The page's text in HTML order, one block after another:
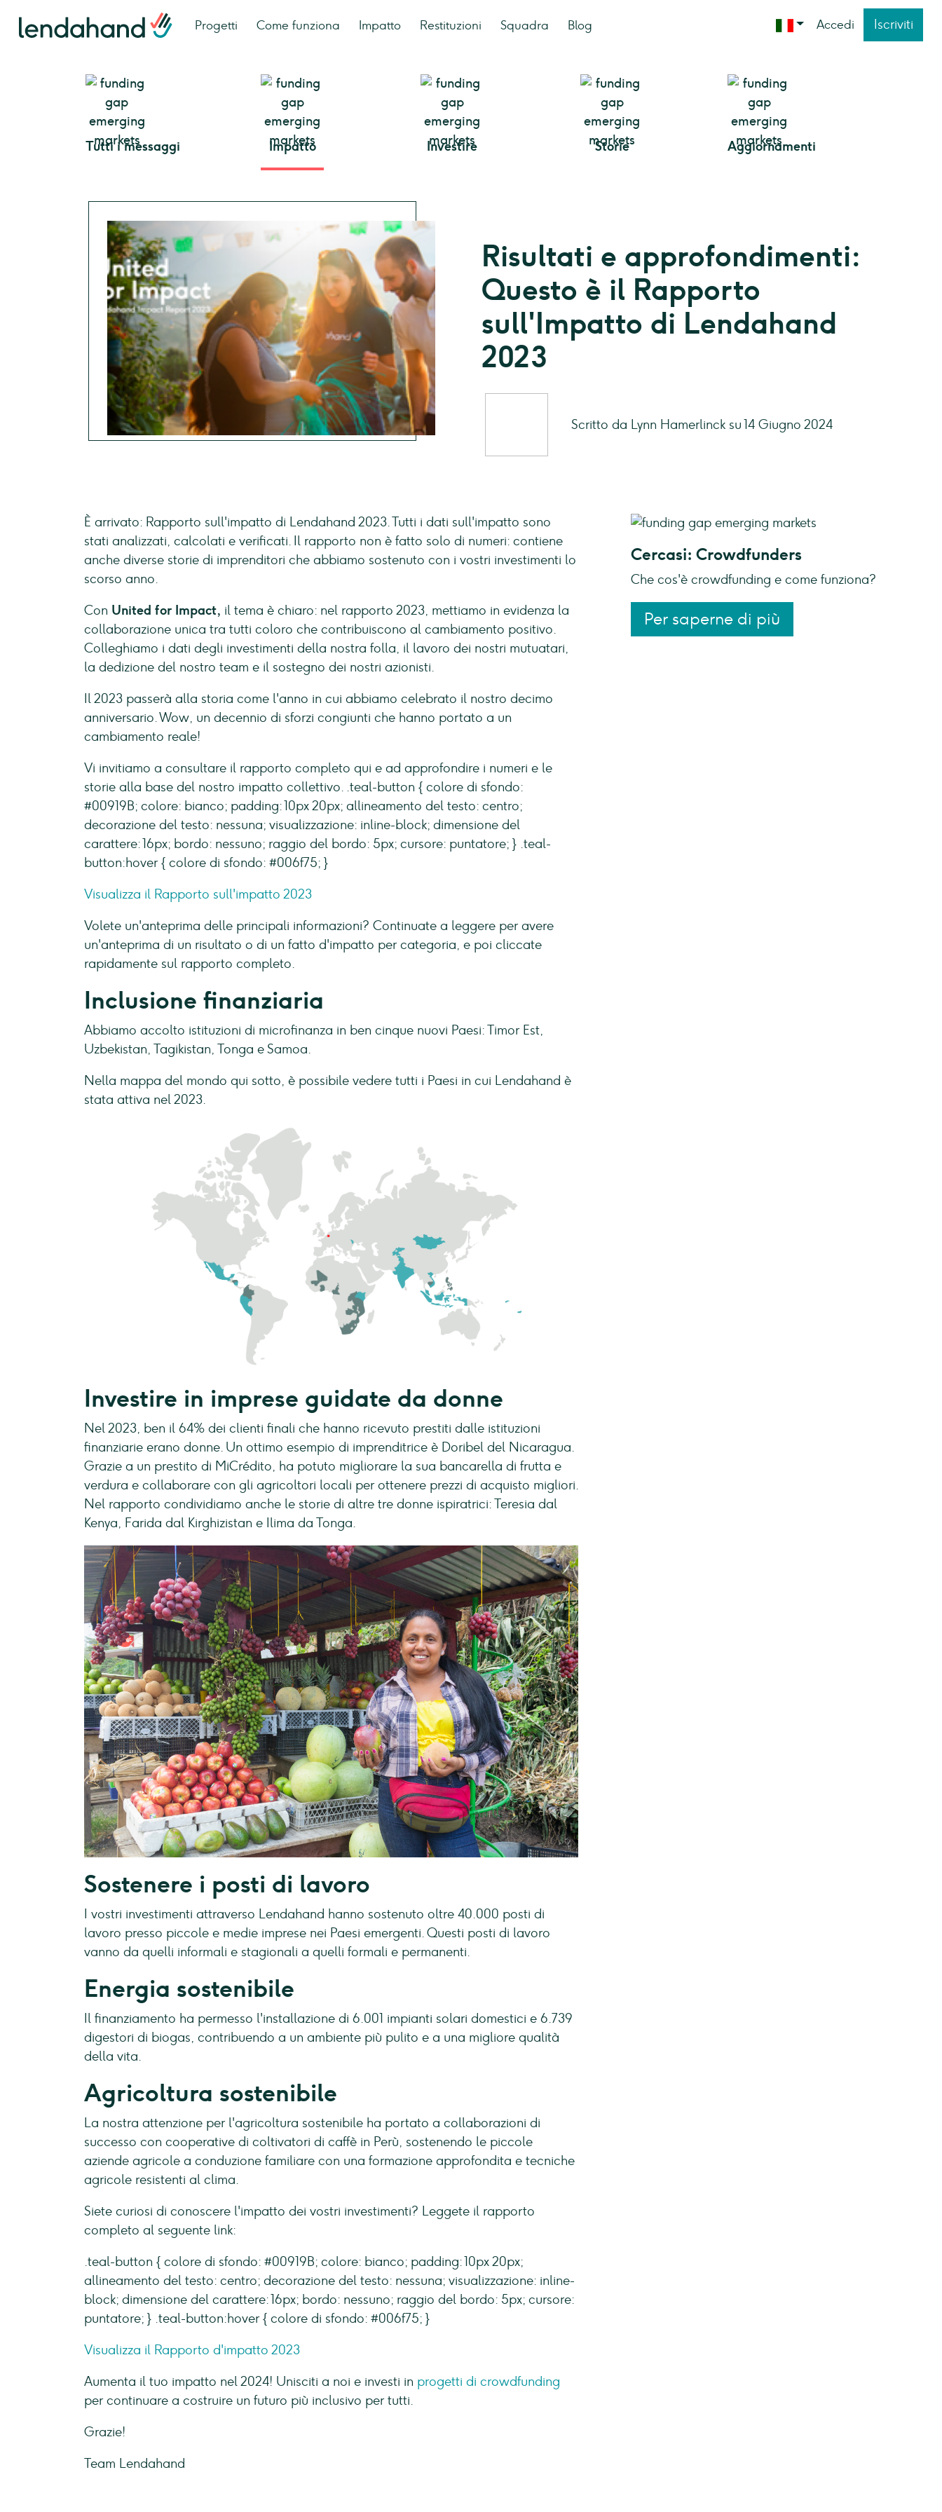
Progetti Come funziona Impatto Restituzioni Squadra Blog Accedi Iscriviti
Tutti i messaggi Impatto Investire Storie Aggiornamenti
Risultati e approfondimenti:
Questo è il Rapporto
sull'Impatto di Lendahand
2023
Scritto da Lynn Hamerlinck su 14 Giugno 2024
È arrivato: Rapporto sull'impatto di Lendahand 2023. Tutti i dati sull'impatto sono
stati analizzati, calcolati e verificati. Il rapporto non è fatto solo di numeri: contiene
anche diverse storie di imprenditori che abbiamo sostenuto con i vostri investimenti lo
scorso anno.
Con United for Impact, il tema è chiaro: nel rapporto 2023, mettiamo in evidenza la
collaborazione unica tra tutti coloro che contribuiscono al cambiamento positivo.
Colleghiamo i dati degli investimenti della nostra folla, il lavoro dei nostri mutuatari,
la dedizione del nostro team e il sostegno dei nostri azionisti.
Il 2023 passerà alla storia come l'anno in cui abbiamo celebrato il nostro decimo
anniversario. Wow, un decennio di sforzi congiunti che hanno portato a un
cambiamento reale!
Vi invitiamo a consultare il rapporto completo qui e ad approfondire i numeri e le
storie alla base del nostro impatto collettivo. .teal-button { colore di sfondo:
#00919B; colore: bianco; padding: 10px 20px; allineamento del testo: centro;
decorazione del testo: nessuna; visualizzazione: inline-block; dimensione del
carattere: 16px; bordo: nessuno; raggio del bordo: 5px; cursore: puntatore; } .teal-
button:hover { colore di sfondo: #006f75; }
Visualizza il Rapporto sull'impatto 2023
Volete un'anteprima delle principali informazioni? Continuate a leggere per avere
un'anteprima di un risultato o di un fatto d'impatto per categoria, e poi cliccate
rapidamente sul rapporto completo.
Inclusione finanziaria
Abbiamo accolto istituzioni di microfinanza in ben cinque nuovi Paesi: Timor Est,
Uzbekistan, Tagikistan, Tonga e Samoa.
Nella mappa del mondo qui sotto, è possibile vedere tutti i Paesi in cui Lendahand è
stata attiva nel 2023.
Investire in imprese guidate da donne
Nel 2023, ben il 64% dei clienti finali che hanno ricevuto prestiti dalle istituzioni
finanziarie erano donne. Un ottimo esempio di imprenditrice è Doribel del Nicaragua.
Grazie a un prestito di MiCrédito, ha potuto migliorare la sua bancarella di frutta e
verdura e collaborare con gli agricoltori locali per ottenere prezzi di acquisto migliori.
Nel rapporto condividiamo anche le storie di altre tre donne ispiratrici: Teresia dal
Kenya, Farida dal Kirghizistan e Ilima da Tonga.
Sostenere i posti di lavoro
I vostri investimenti attraverso Lendahand hanno sostenuto oltre 40.000 posti di
lavoro presso piccole e medie imprese nei Paesi emergenti. Questi posti di lavoro
vanno da quelli informali e stagionali a quelli formali e permanenti.
Energia sostenibile
Il finanziamento ha permesso l'installazione di 6.001 impianti solari domestici e 6.739
digestori di biogas, contribuendo a un ambiente più pulito e a una migliore qualità
della vita.
Agricoltura sostenibile
La nostra attenzione per l'agricoltura sostenibile ha portato a collaborazioni di
successo con cooperative di coltivatori di caffè in Perù, sostenendo le piccole
aziende agricole a conduzione familiare con una formazione approfondita e tecniche
agricole resistenti al clima.
Siete curiosi di conoscere l'impatto dei vostri investimenti? Leggete il rapporto
completo al seguente link:
.teal-button { colore di sfondo: #00919B; colore: bianco; padding: 10px 20px;
allineamento del testo: centro; decorazione del testo: nessuna; visualizzazione: inline-
block; dimensione del carattere: 16px; bordo: nessuno; raggio del bordo: 5px; cursore:
puntatore; } .teal-button:hover { colore di sfondo: #006f75; }
Visualizza il Rapporto d'impatto 2023
Aumenta il tuo impatto nel 2024! Unisciti a noi e investi in progetti di crowdfunding
per continuare a costruire un futuro più inclusivo per tutti.
Grazie!
Team Lendahand
Cercasi: Crowdfunders
Che cos'è crowdfunding e come funziona?
Per saperne di più